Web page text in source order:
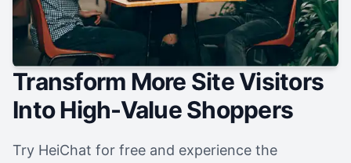
Transform More Site Visitors
Into High-Value Shoppers
Try HeiChat for free and experience the